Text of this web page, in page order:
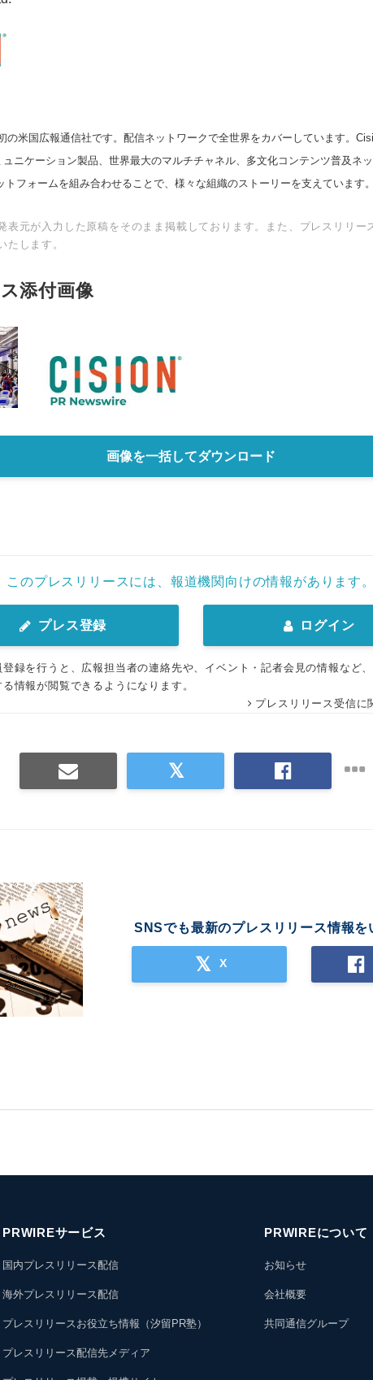
の米国広報通信社です。配信ネットワークで全世界をカバーしています。
ニケーション製品、世界最大のマルチチャネル、多文化コンテンツ普及ネ
トフォームを組み合わせることで、様々な組織のストーリーを支えています
表元が入力した原稿をそのまま掲載しております。また、プレスリリー
たします。
添付画像
画像を一括してダウンロード
このプレスリリースには、報道機関向けの情報があります
プレス登録 ログイン
登録を行うと、広報担当者の連絡先や、イベント・記者会見の情報など
情報が閲覧できるようになります。
プレスリリース受信に
SNSでも最新のプレスリリース情報を
X
PRWIREサービス
国内プレスリリース配信
海外プレスリリース配信
プレスリリースお役立ち情報（汐留PR塾）
プレスリリース配信先メディア
PRWIREについて
お知らせ
会社概要
共同通信グループ